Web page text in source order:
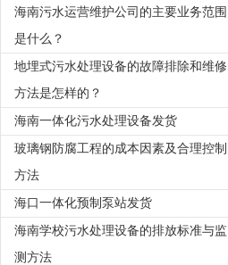
海南污水运营维护公司的主要业务范围
是什么？
地埋式污水处理设备的故障排除和维修
方法是怎样的？
海南一体化污水处理设备发货
玻璃钢防腐工程的成本因素及合理控制
方法
海口一体化预制泵站发货
海南学校污水处理设备的排放标准与监
测方法